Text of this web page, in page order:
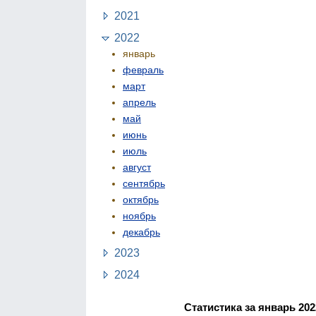
2021
2022
январь
февраль
март
апрель
май
июнь
июль
август
сентябрь
октябрь
ноябрь
декабрь
2023
2024
Статистика за январь